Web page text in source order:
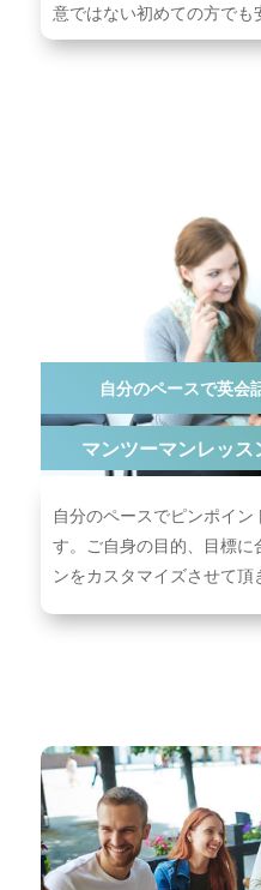
意ではない初めての方でも
⾃分のペースでピンポイ
す。ご⾃⾝の⽬的、⽬標
ンをカスタマイズさせて頂
自分のペースで英会
マンツーマンレッス